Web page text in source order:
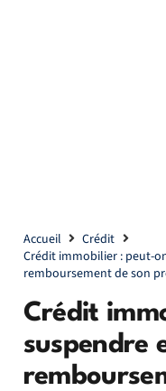
Accueil
Crédit
Crédit immobilier : peut-
remboursement de son
Crédit
suspendre